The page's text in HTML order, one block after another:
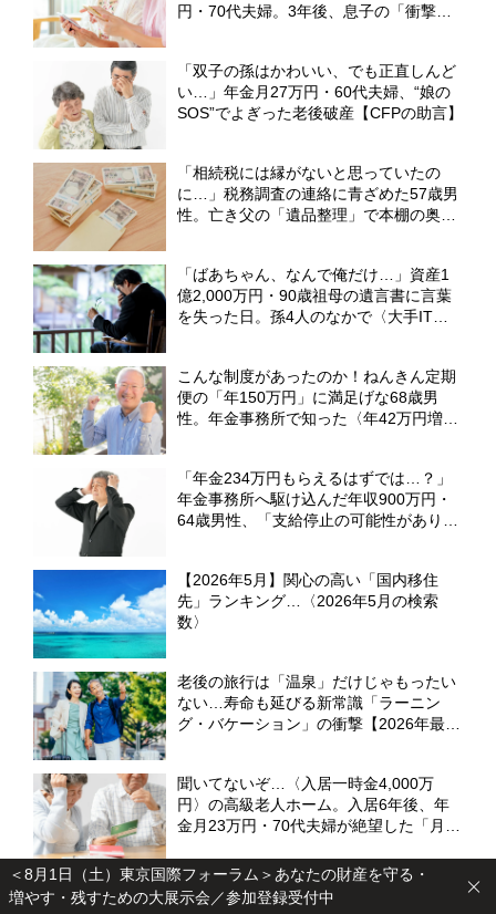
＜8月1日（土）東京国際フォーラム＞あなたの財産を守る・
増やす・残すための大展示会／参加登録受付中
円・70代夫婦。3年後、息子の「衝撃の
「双子の孫はかわいい、でも正直しんど
い…」年金月27万円・60代夫婦、“娘の
SOS”でよぎった老後破産【CFPの助言】
「相続税には縁がないと思っていたの
に…」税務調査の連絡に青ざめた57歳男
性。亡き父の「遺品整理」で本棚の奥か
「ばあちゃん、なんで俺だけ…」資産1
億2,000万円・90歳祖母の遺言書に言葉
を失った日。孫4人のなかで〈大手IT勤
こんな制度があったのか！ねんきん定期
便の「年150万円」に満足げな68歳男
性。年金事務所で知った〈年42万円増
「年金234万円もらえるはずでは…？」
年金事務所へ駆け込んだ年収900万円・
64歳男性、「支給停止の可能性がありま
【2026年5月】関心の高い「国内移住
先」ランキング…〈2026年5月の検索
数〉
老後の旅行は「温泉」だけじゃもったい
ない…寿命も延びる新常識「ラーニン
グ・バケーション」の衝撃【2026年最新
聞いてないぞ…〈入居一時金4,000万
円〉の高級老人ホーム。入居6年後、年
金月23万円・70代夫婦が絶望した「月8
告】
「資産5億円、お金があり過ぎたのかも
しれません」…76歳社長夫人、潤沢な資